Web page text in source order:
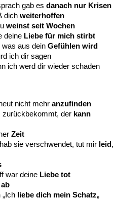
gab es danach nur Krisen
dich weiterhoffen
weinst seit Wochen
deine Liebe für mich stirbt
was aus dein Gefühlen wird
ich dir sagen
ich werd dir wieder schaden
nicht mehr anzufinden
zurückbekommt, der kann
Zeit
sie verschwendet, tut mir leid,
war deine Liebe tot
liebe dich mein Schatz„